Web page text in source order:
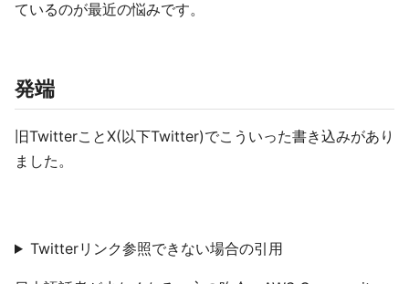
ているのが最近の悩みです。
発端
旧TwitterことX(以下Twitter)でこういった書き込みがあり
ました。
Twitterリンク参照できない場合の引用